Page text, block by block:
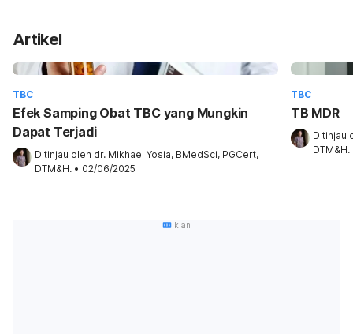
Artikel
TBC
Efek Samping Obat TBC yang Mungkin
Dapat Terjadi
Ditinjau oleh dr. Mikhael Yosia, BMedSci, PGCert,
DTM&H. • 02/06/2025
TBC
TB MDR
Ditinjau
DTM&H.
Iklan